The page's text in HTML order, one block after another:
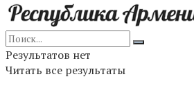
Результатов нет
Читать все результаты